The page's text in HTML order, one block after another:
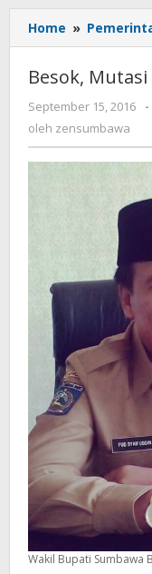
Home »
Besok,
September 15, 2016 -
oleh zensumbawa
Wakil Bupati Sumbawa